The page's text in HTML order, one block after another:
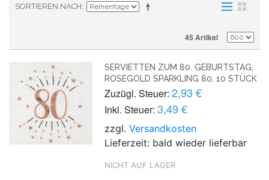
SORTIEREN NACH
45 Artikel
SERVIETTEN ZUM 80. GEBURTSTAG,
ROSEGOLD SPARKLING 80, 10 STÜCK
Zuzügl. Steuer: 2,93 €
Inkl. Steuer: 3,49 €
zzgl.Versandkosten
Lieferzeit: bald wieder lieferbar
NICHT AUF LAGER